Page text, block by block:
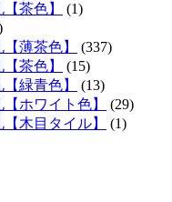
茶色】
(1)
薄茶色】
(337)
茶色】
(15)
緑青色】
(13)
ホワイト色】
(29)
木目タイル】
(1)